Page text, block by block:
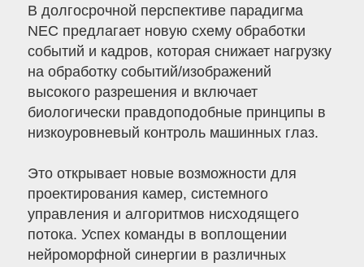
В долгосрочной перспективе парадигма
NEC предлагает новую схему обработки
событий и кадров, которая снижает нагрузку
на обработку событий/изображений
высокого разрешения и включает
биологически правдоподобные принципы в
низкоуровневый контроль машинных глаз.
Это открывает новые возможности для
проектирования камер, системного
управления и алгоритмов нисходящего
потока. Успех команды в воплощении
нейроморфной синергии в различных